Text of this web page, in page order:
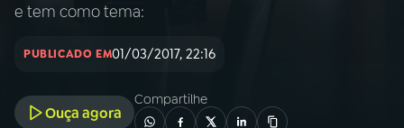
e tem como tema:
PUBLICADO EM01/03/2017, 22:16
Ouça agora
Compartilhe